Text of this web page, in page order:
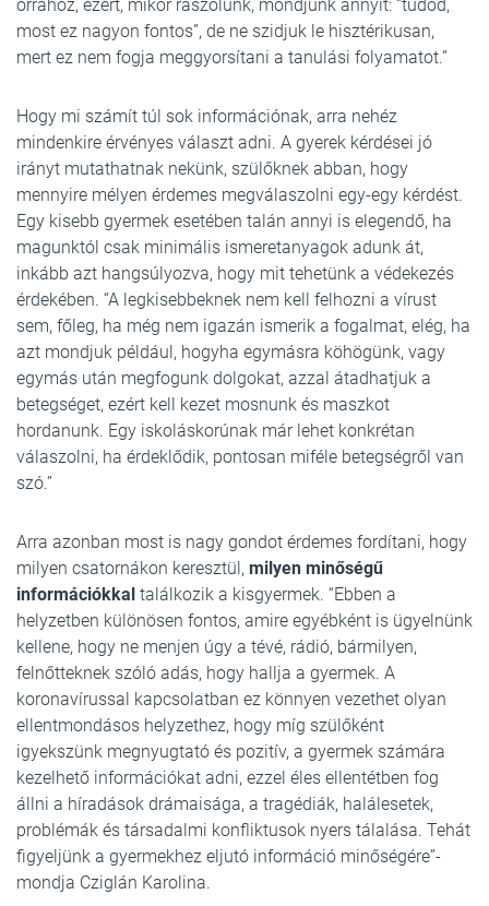
orrához, ezért, mikor rászólunk, mondjunk annyit: “tudod,
most ez nagyon fontos”, de ne szidjuk le hisztérikusan,
mert ez nem fogja meggyorsítani a tanulási folyamatot.”
Hogy mi számít túl sok információnak, arra nehéz
mindenkire érvényes választ adni. A gyerek kérdései jó
irányt mutathatnak nekünk, szülőknek abban, hogy
mennyire mélyen érdemes megválaszolni egy-egy kérdést.
Egy kisebb gyermek esetében talán annyi is elegendő, ha
magunktól csak minimális ismeretanyagok adunk át,
inkább azt hangsúlyozva, hogy mit tehetünk a védekezés
érdekében. “A legkisebbeknek nem kell felhozni a vírust
sem, főleg, ha még nem igazán ismerik a fogalmat, elég, ha
azt mondjuk például, hogyha egymásra köhögünk, vagy
egymás után megfogunk dolgokat, azzal átadhatjuk a
betegséget, ezért kell kezet mosnunk és maszkot
hordanunk. Egy iskoláskorúnak már lehet konkrétan
válaszolni, ha érdeklődik, pontosan miféle betegségről van
szó.”
Arra azonban most is nagy gondot érdemes fordítani, hogy
milyen csatornákon keresztül, milyen minőségű
információkkal találkozik a kisgyermek. “Ebben a
helyzetben különösen fontos, amire egyébként is ügyelnünk
kellene, hogy ne menjen úgy a tévé, rádió, bármilyen,
felnőtteknek szóló adás, hogy hallja a gyermek. A
koronavírussal kapcsolatban ez könnyen vezethet olyan
ellentmondásos helyzethez, hogy míg szülőként
igyekszünk megnyugtató és pozitív, a gyermek számára
kezelhető információkat adni, ezzel éles ellentétben fog
állni a híradások drámaisága, a tragédiák, halálesetek,
problémák és társadalmi konfliktusok nyers tálalása. Tehát
figyeljünk a gyermekhez eljutó információ minőségére”-
mondja Cziglán Karolina.